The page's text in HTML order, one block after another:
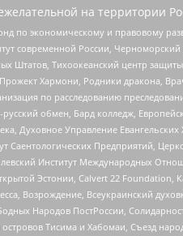
на территории
по экономическому и правовому
современной России,
Штатов, Тихоокеанский центр
Хармони, Родники дракона,
по расследованию
обмен, Бард колледж,
Духовное Управление Евангельских
Предприятий,
Институт Международных
Эстонии, Calvert 22 Foundation,
Возрождение, Всеукраинский
Народов ПостРоссии,
Тисима и Хабомаи, Съезд